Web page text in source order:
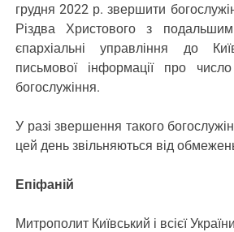
грудня 2022 р. звершити
Різдва Христового з
єпархіальні управління до
письмової інформації про
богослужіння.
У разі звершення такого
цей день звільняються від
Епіфаній
Митрополит Київський і всієї України